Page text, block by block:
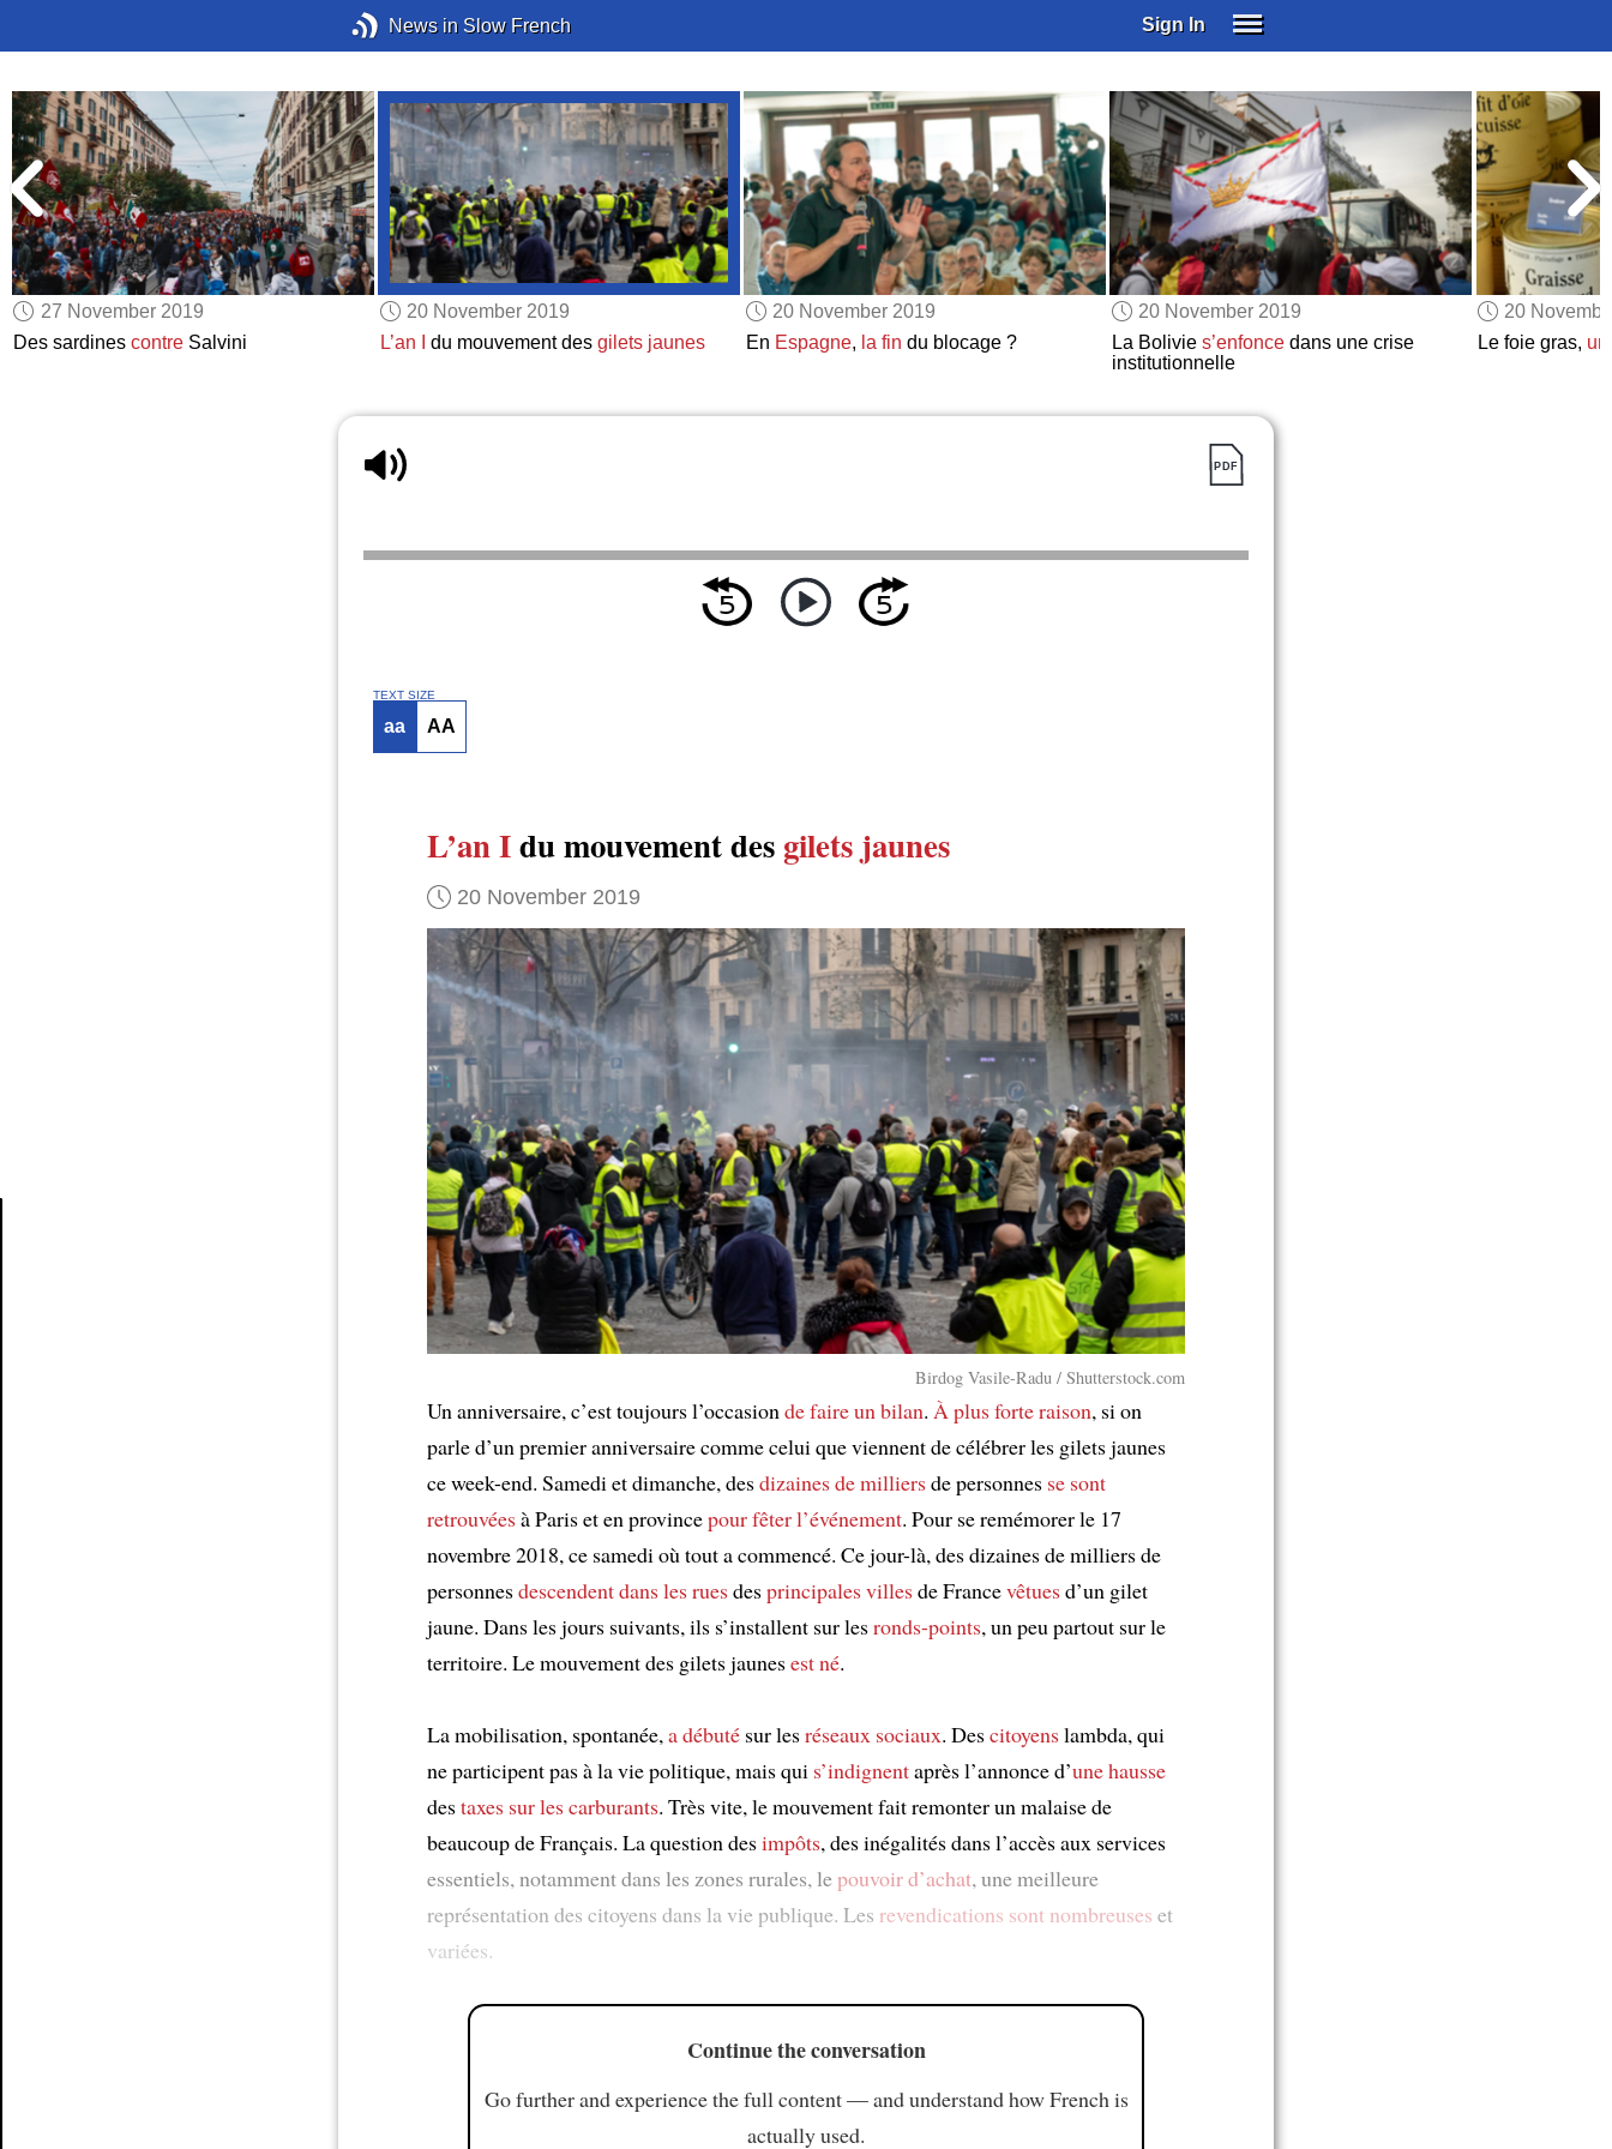
News in Slow French Sign In
SUBSCRIBE
EDUCATIONAL LICENSES
GIFT CARDS
OTHER LANGUAGES
ABOUT US
ALEXA
ADJUST COLORS
27 November 2019
Des sardinescontre Salvini
20 November 2019
L’an I
du mouvement des gilets jaunes
20 November 2019
En Espagne, la fin du blocage ?
20 November 2019
La Bolivie s’enfoncedans une crise
institutionnelle
20
Le foie gras,
TEXT SIZE
aa AA
L’an Idu mouvement des gilets jaunes
20 November 2019
Birdog Vasile-Radu / Shutterstock.com
Un anniversaire, c’est toujours l’occasion de faire un bilan. À plus forte raison, si on
parle d’un premier anniversaire comme celui que viennent de célébrer les gilets jaunes
ce week-end. Samedi et dimanche, desdizaines de milliersde personnes se sont
retrouvéesà Paris et en provincepour fêterl’événement. Pour se remémorer le 17
novembre 2018, ce samedi où tout a commencé. Ce jour-là, des dizaines de milliers de
personnesdescendent dans les ruesdesprincipales villesde Francevêtuesd’un gilet
jaune. Dans les jours suivants, ils s’installent sur lesronds-points, un peu partout sur le
territoire. Le mouvement des gilets jaunesest né.
La mobilisation, spontanée, a débuté sur lesréseaux sociaux. Descitoyenslambda, qui
ne participent pas à la vie politique, mais qui s’indignentaprès l’annonce d’une hausse
destaxes sur les carburants. Très vite, le mouvement fait remonter un malaise de
beaucoup de Français. La question desimpôts, des inégalités dans l’accès aux services
essentiels, notamment dans les zones rurales, lepouvoir d’achat, une meilleure
représentation des citoyens dans la vie publique. Les revendications sont nombreuses et
variées.
Continue the conversation
Go further and experience the full content — and understand how French is
actually used.